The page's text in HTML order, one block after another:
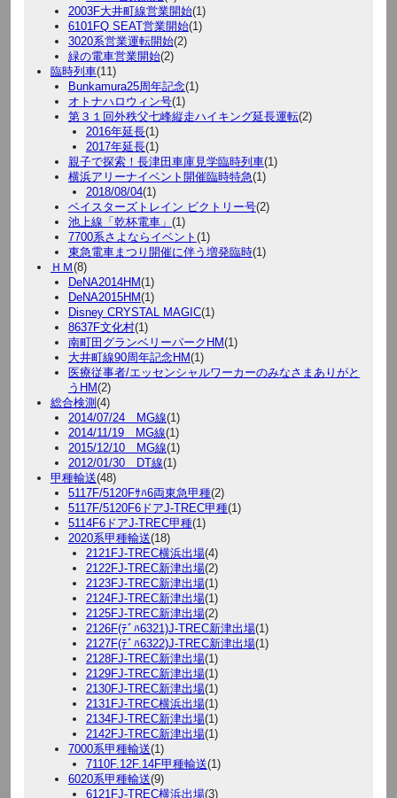
2003F大井町線営業開始(1)
6101FQ SEAT営業開始(1)
3020系営業運転開始(2)
緑の電車営業開始(2)
臨時列車(11)
Bunkamura25周年記念(1)
オトナハロウィン号(1)
第３１回外秩父七峰縦走ハイキング延長運転(2)
2016年延長(1)
2017年延長(1)
親子で探索！長津田車庫見学臨時列車(1)
横浜アリーナイベント開催臨時特急(1)
2018/08/04(1)
ベイスターズトレイン ビクトリー号(2)
池上線「乾杯電車」 (1)
7700系さよならイベント (1)
東急電車まつり開催に伴う増発臨時(1)
ＨＭ(8)
DeNA2014HM(1)
DeNA2015HM(1)
Disney CRYSTAL MAGIC(1)
8637F文化村(1)
南町田グランベリーパークHM(1)
大井町線90周年記念HM(1)
医療従事者/エッセンシャルワーカーのみなさまありがと
うHM(2)
総合検測(4)
2014/07/24 MG線(1)
2014/11/19 MG線(1)
2015/12/10 MG線(1)
2012/01/30 DT線(1)
甲種輸送(48)
5117F/5120Fｻﾊ6両東急甲種(2)
5117F/5120F6ドアJ-TREC甲種(1)
5114F6ドアJ-TREC甲種(1)
2020系甲種輸送(18)
2121FJ-TREC横浜出場(4)
2122FJ-TREC新津出場(2)
2123FJ-TREC新津出場(1)
2124FJ-TREC新津出場(1)
2125FJ-TREC新津出場(2)
2126F(ﾃﾞﾊ6321)J-TREC新津出場(1)
2127F(ﾃﾞﾊ6322)J-TREC新津出場(1)
2128FJ-TREC新津出場(1)
2129FJ-TREC新津出場(1)
2130FJ-TREC新津出場(1)
2131FJ-TREC横浜出場(1)
2134FJ-TREC新津出場(1)
2142FJ-TREC新津出場(1)
7000系甲種輸送(1)
7110F.12F.14F甲種輸送(1)
6020系甲種輸送(9)
6121FJ-TREC横浜出場(3)